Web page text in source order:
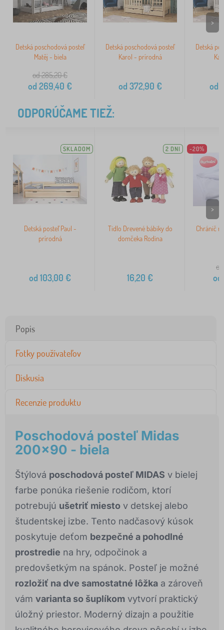
Detská poschodová posteľ
Matěj - biela
od 285,20€
od 269,40 €
Detská poschodová posteľ
Karol - prírodná
od 372,90 €
Detská
od
>
ODPORÚČAME TIEŽ:
SKLADOM
Detská posteľ Paul -
prírodná
od 103,00 €
2 DNI
Tidlo Drevené bábiky do
domčeka Rodina
16,20 €
-20%
Chránič
od
od
>
Popis
Fotky používateľov
Diskusia
Recenzie produktu
Poschodová posteľ Midas
200x90 - biela
Štýlová poschodová posteľ MIDAS v bielej
farbe ponúka riešenie rodičom, ktorí
potrebujú ušetriť miesto v detskej alebo
študentskej izbe. Tento nadčasový kúsok
poskytuje deťom bezpečné a pohodlné
prostredie na hry, odpočinok a
predovšetkým na spánok. Posteľ je možné
rozložiť na dve samostatné lôžka a zároveň
vám varianta so šuplíkom vytvorí praktický
úložný priestor. Moderný dizajn a použitie